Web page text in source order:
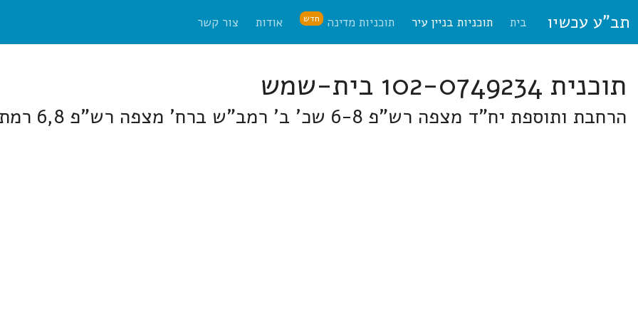
תב"ע עכשיו בית תוכניות בניין עיר תוכניות מדינה חדש אודות צור קשר
תוכנית 102-0749234 בית-שמש
הרחבת ותוספת יח"ד מצפה רש"פ 6-8 שכ' ב' רמב"ש ברח' מצפה רש"פ 6,8 רמת בית שמש ב'